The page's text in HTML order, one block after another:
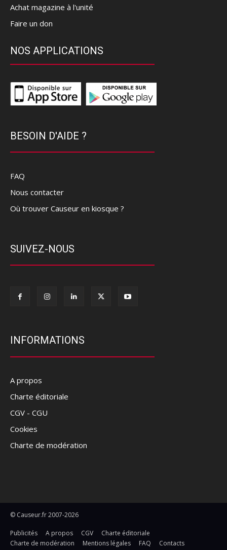
Achat magazine à l'unité
Faire un don
NOS APPLICATIONS
BESOIN D'AIDE ?
FAQ
Nous contacter
Où trouver Causeur en kiosque ?
SUIVEZ-NOUS
INFORMATIONS
A propos
Charte éditoriale
CGV - CGU
Cookies
Charte de modération
© Causeur.fr 2007-2026
Publicités A propos CGV
Charte éditoriale
Charte de modération
Mentions légales FAQ Contacts